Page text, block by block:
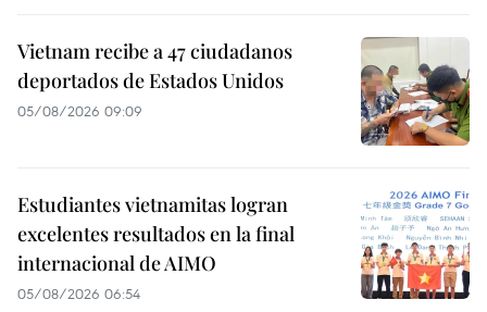
Vietnam recibe a 47 ciudadanos
deportados de Estados Unidos
05/08/2026 09:09
Estudiantes vietnamitas logran
excelentes resultados en la final
internacional de AIMO
05/08/2026 06:54